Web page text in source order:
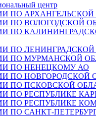
центр
ПО АРХАНГЕЛЬСКОЙ
ПО ВОЛОГОДСКОЙ
ПО
ПО ЛЕНИНГРАДСКОЙ
ПО МУРМАНСКОЙ
ПО НЕНЕЦКОМУ АО
ПО НОВГОРОДСКОЙ
ПО ПСКОВСКОЙ
ПО РЕСПУБЛИКЕ
ПО РЕСПУБЛИКЕ
ПО САНКТ-